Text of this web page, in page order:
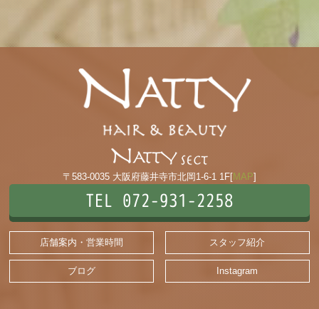
〒583-0035 大阪府藤井寺市北岡1-6-1 1F[MAP]
TEL 072-931-2258
店舗案内・営業時間 スタッフ紹介
ブログ Instagram